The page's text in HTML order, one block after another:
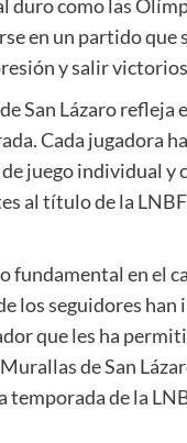
duro como las
en un partido
y salir
San Lázaro
Cada jugadora
juego individual y
al título de la
fundamental en el
los seguidores
que les ha
de San
temporada de la